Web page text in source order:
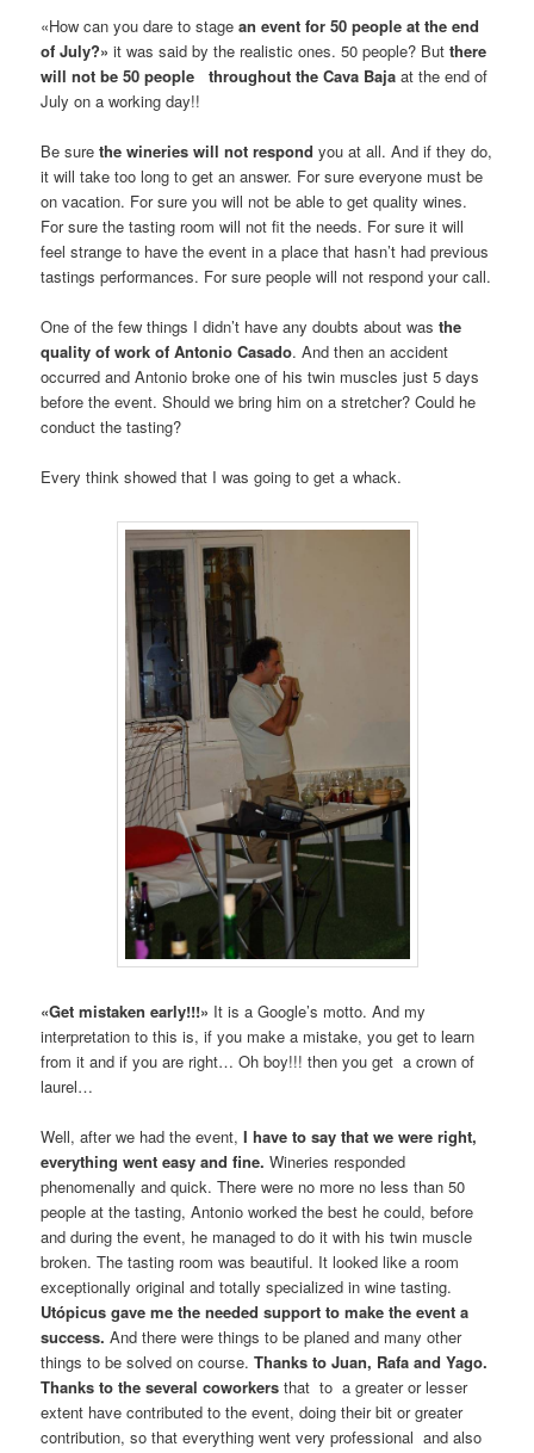
«How can you dare to stagean event for 50 people at the end
of July?» it was said by the realistic ones. 50 people? Butthere
will not be 50 people throughout the Cava Baja at the end of
July on a working day!!
Be surethe wineries will not respond you at all. And if they do,
it will take too long to get an answer. For sure everyone must be
on vacation. For sure you will not be able to get quality wines.
For sure the tasting room will not fit the needs. For sure it will
feel strange to have the event in a place that hasn’t had previous
tastings performances. For sure people will not respond your call.
One of the few things I didn’t have any doubts about wasthe
quality of work of Antonio Casado. And then an accident
occurred and Antonio broke one of his twin muscles just 5 days
before the event. Should we bring him on a stretcher? Could he
conduct the tasting?
Every think showed that I was going to get a whack.
«Get mistaken early!!!» It is a Google’s motto. And my
interpretation to this is, if you make a mistake, you get to learn
from it and if you are right… Oh boy!!! then you get a crown of
laurel…
Well, after we had the event,I have to say that we were right,
everything went easy and fine. Wineries responded
phenomenally and quick. There were no more no less than 50
people at the tasting, Antonio worked the best he could, before
and during the event, he managed to do it with his twin muscle
broken. The tasting room was beautiful. It looked like a room
exceptionally original and totally specialized in wine tasting.
Utópicus gave me the needed support to make the event a
success. And there were things to be planed and many other
things to be solved on course.Thanks to Juan, Rafa and Yago.
Thanks to the several coworkers that to a greater or lesser
extent have contributed to the event, doing their bit or greater
contribution, so that everything went very professional and also